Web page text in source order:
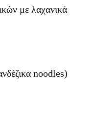
με λαχανικά
noodles)